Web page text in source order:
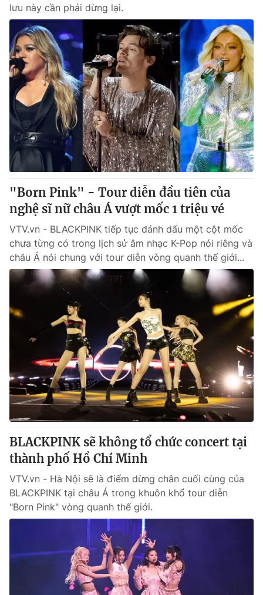
lưu này cần phải dừng lại.
"Born Pink" - Tour diễn đầu tiên của
nghệ sĩ nữ châu Á vượt mốc 1 triệu vé
VTV.vn - BLACKPINK tiếp tục đánh dấu một cột mốc
chưa từng có trong lịch sử âm nhạc K-Pop nói riêng và
châu Á nói chung với tour diễn vòng quanh thế giới...
BLACKPINK sẽ không tổ chức concert tại
thành phố Hồ Chí Minh
VTV.vn - Hà Nội sẽ là điểm dừng chân cuối cùng của
BLACKPINK tại châu Á trong khuôn khổ tour diễn
"Born Pink" vòng quanh thế giới.